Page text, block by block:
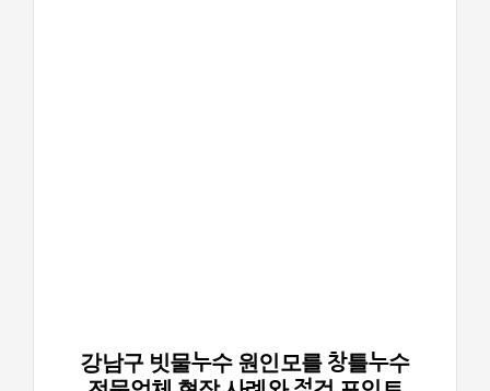
강남구 빗물누수 원인모를 창틀누수